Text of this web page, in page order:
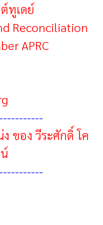
ทูเดย์
Reconciliation
APRC
ของ วีระศักดิ์ โค
ญเพื่อทำหน้าที่ตรวจสอบประวัติ ค
ธานกรรมการ สำนักงานส่งเสริมก